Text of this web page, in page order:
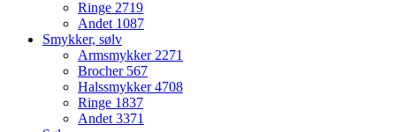
Ringe 2719
Andet 1087
Smykker, sølv
Armsmykker2271
Brocher 567
Halssmykker4708
Ringe 1837
Andet3371